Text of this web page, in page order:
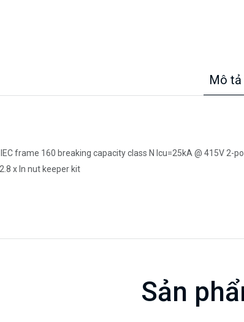
Mô tả
frame 160 breaking capacity class N Icu=25kA @ 415V
x In nut keeper kit
Sản